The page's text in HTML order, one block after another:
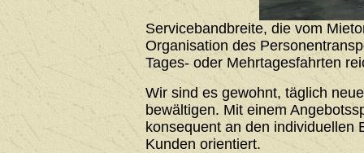
Servicebandbreite, die vom
Organisation des
Tages- oder Mehrtagesfahrten
Wir sind es gewohnt, täglich
bewältigen. Mit einem
konsequent an den individuellen
Kunden orientiert.